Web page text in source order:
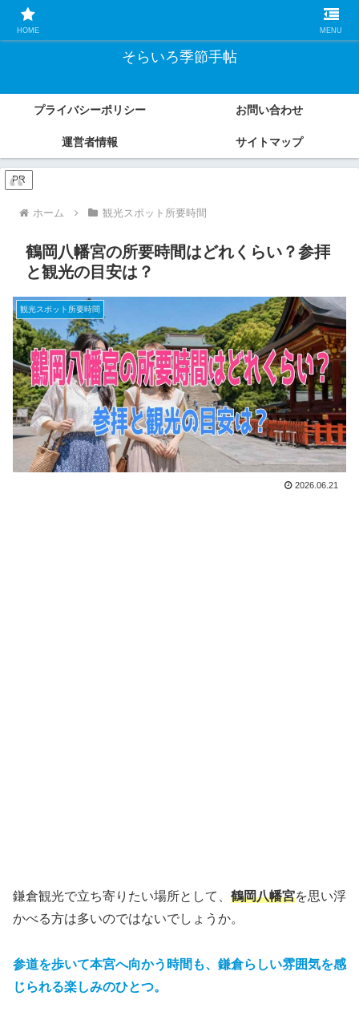
こもれの暮らし目線で解説する、四季のイベント攻略・トレンド情報ガイド
そらいろ季節手帖
プライバシーポリシー お問い合わせ
運営者情報 サイトマップ
PR
ホーム 観光スポット所要時間
鶴岡八幡宮の所要時間はどれくらい？参拝
と観光の目安は？
観光スポット所要時間
2026.06.21
鎌倉観光で立ち寄りたい場所として、 鶴岡八幡宮を思い浮
かべる方は多いのではないでしょうか。
参道を歩いて本宮へ向かう時間も、鎌倉らしい雰囲気を感
じられる楽しみのひとつ。
HOME MENU